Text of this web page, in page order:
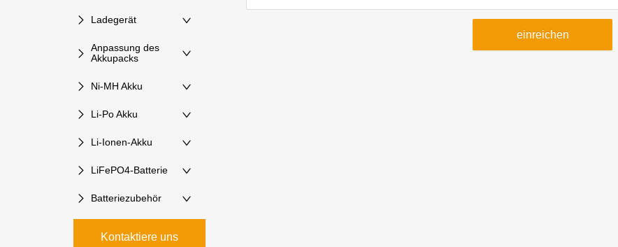
Ladegerät
Anpassung des
Akkupacks
Ni-MH Akku
Li-Po Akku
Li-Ionen-Akku
LiFePO4-Batterie
Batteriezubehör
Kontaktiere uns
einreichen